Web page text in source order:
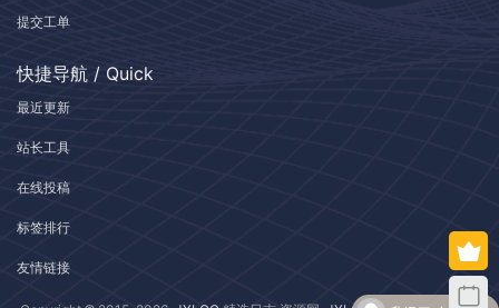
提交工单
快捷导航 / Quick
最近更新
站长工具
在线投稿
标签排行
友情链接